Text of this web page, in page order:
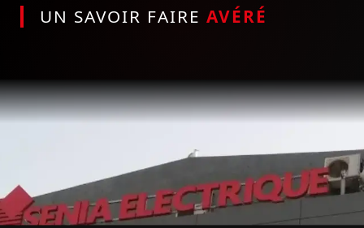
UN SAVOIR FAIRE AVÉRÉ